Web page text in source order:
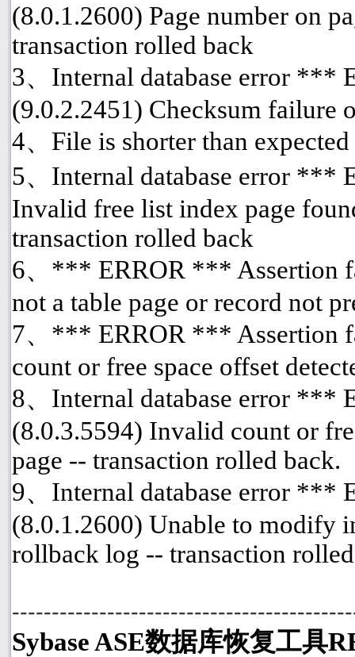
(8.0.1.2600) Page number on
transaction rolled back
3、Internal database error ***
(9.0.2.2451) Checksum failure
4、File is shorter than expected
5、Internal database error ***
Invalid free list index page
transaction rolled back
6、*** ERROR *** Assertion
not a table page or record not
7、*** ERROR *** Assertion
count or free space offset
8、Internal database error ***
(8.0.3.5594) Invalid count or
page -- transaction rolled back.
9、Internal database error ***
(8.0.1.2600) Unable to modify
rollback log -- transaction
Sybase ASE数据库恢复工具